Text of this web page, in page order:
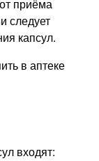
приёма
следует
капсул.
входят: